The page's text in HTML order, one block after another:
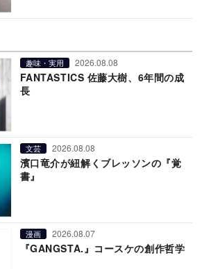
趣味・実用 2026.08.08
FANTASTICS 佐藤大樹、6年間の成
長
文芸 2026.08.08
濱口竜介が紐解くブレッソンの『覚
書』
漫画 2026.08.07
『GANGSTA.』コースケの創作哲学